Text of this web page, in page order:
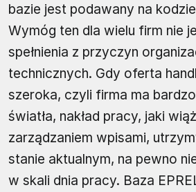
bazie jest podawany na
Wymóg ten dla wielu firm nie
spełnienia z przyczyn
technicznych. Gdy oferta
szeroka, czyli firma ma
światła, nakład pracy, jaki
zarządzaniem wpisami,
stanie aktualnym, na pewno
w skali dnia pracy. Baza